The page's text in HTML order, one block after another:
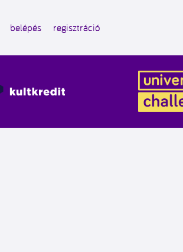
belépés regisztráció